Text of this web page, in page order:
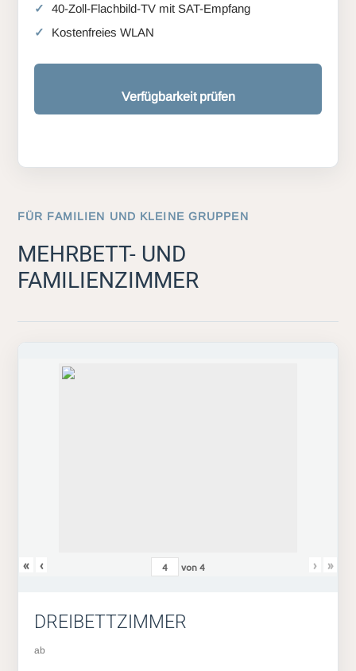
40-Zoll-Flachbild-TV mit SAT-Empfang
Kostenfreies WLAN
Verfügbarkeit prüfen
FÜR FAMILIEN UND KLEINE GRUPPEN
MEHRBETT- UND
FAMILIENZIMMER
« ‹ von4 › »
DREIBETTZIMMER
ab